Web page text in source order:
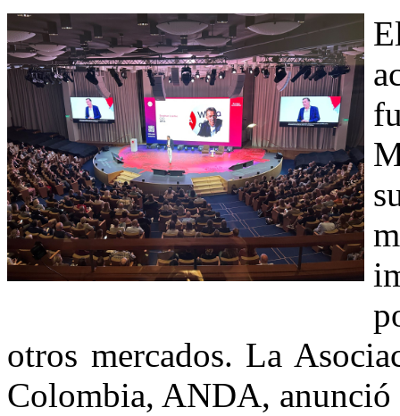
otros mercados. La
Colombia, ANDA, anunció